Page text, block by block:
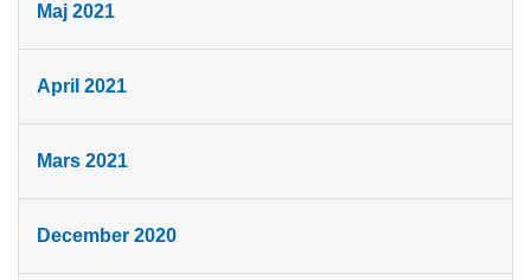
Maj 2021
April 2021
Mars 2021
December 2020